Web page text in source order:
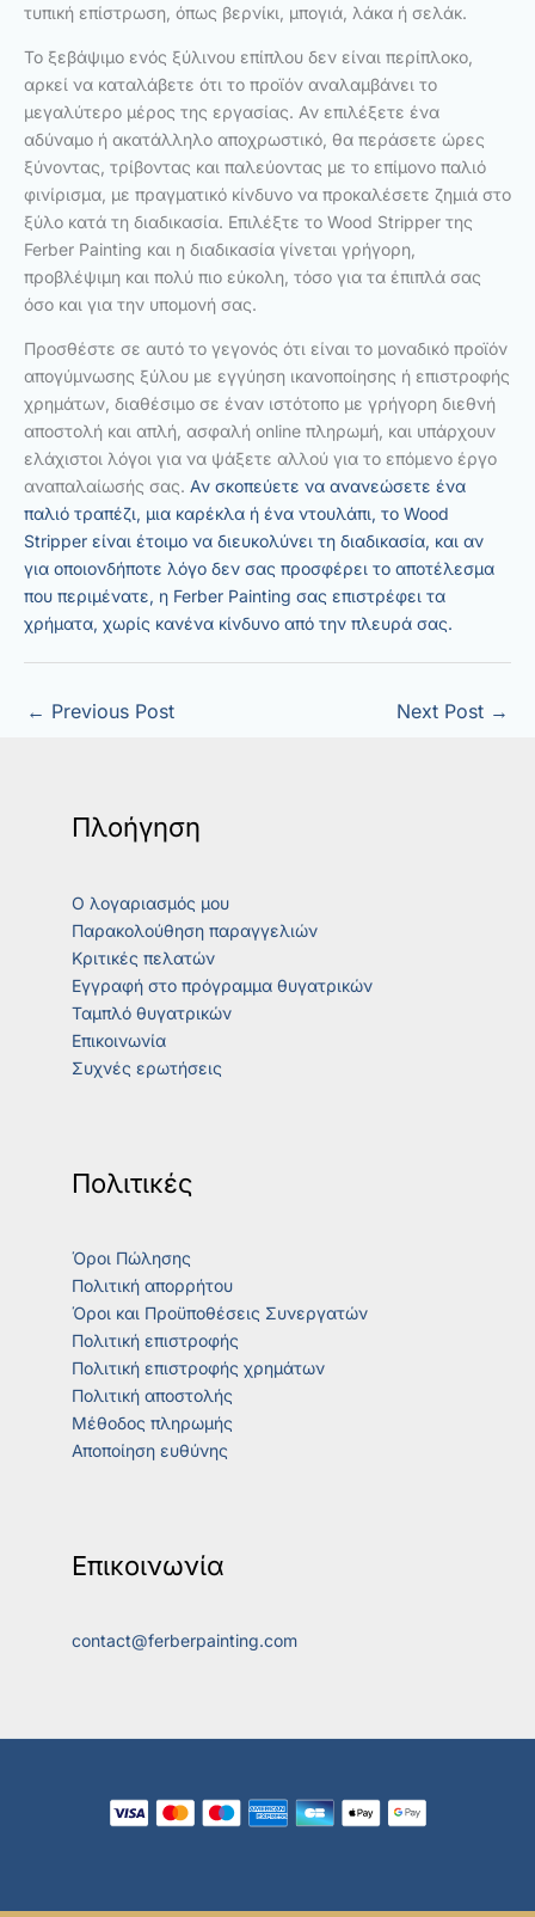
τυπική επίστρωση, όπως βερνίκι, μπογιά, λάκα ή σελάκ.
Το ξεβάψιμο ενός ξύλινου επίπλου δεν είναι περίπλοκο,
αρκεί να καταλάβετε ότι το προϊόν αναλαμβάνει το
μεγαλύτερο μέρος της εργασίας. Αν επιλέξετε ένα
αδύναμο ή ακατάλληλο αποχρωστικό, θα περάσετε ώρες
ξύνοντας, τρίβοντας και παλεύοντας με το επίμονο παλιό
φινίρισμα, με πραγματικό κίνδυνο να προκαλέσετε ζημιά στο
ξύλο κατά τη διαδικασία. Επιλέξτε το Wood Stripper της
Ferber Painting και η διαδικασία γίνεται γρήγορη,
προβλέψιμη και πολύ πιο εύκολη, τόσο για τα έπιπλά σας
όσο και για την υπομονή σας.
Προσθέστε σε αυτό το γεγονός ότι είναι το μοναδικό προϊόν
απογύμνωσης ξύλου με εγγύηση ικανοποίησης ή επιστροφής
χρημάτων, διαθέσιμο σε έναν ιστότοπο με γρήγορη διεθνή
αποστολή και απλή, ασφαλή online πληρωμή, και υπάρχουν
ελάχιστοι λόγοι για να ψάξετε αλλού για το επόμενο έργο
αναπαλαίωσής σας. Αν σκοπεύετε να ανανεώσετε ένα
παλιό τραπέζι, μια καρέκλα ή ένα ντουλάπι, το Wood
Stripper είναι έτοιμο να διευκολύνει τη διαδικασία, και αν
για οποιονδήποτε λόγο δεν σας προσφέρει το αποτέλεσμα
που περιμένατε, η Ferber Painting σας επιστρέφει τα
χρήματα, χωρίς κανένα κίνδυνο από την πλευρά σας.
← Previous Post Next Post →
Πλοήγηση
Ο λογαριασμός μου
Παρακολούθηση παραγγελιών
Κριτικές πελατών
Εγγραφή στο πρόγραμμα θυγατρικών
Ταμπλό θυγατρικών
Επικοινωνία
Συχνές ερωτήσεις
Πολιτικές
Όροι Πώλησης
Πολιτική απορρήτου
Όροι και Προϋποθέσεις Συνεργατών
Πολιτική επιστροφής
Πολιτική επιστροφής χρημάτων
Πολιτική αποστολής
Μέθοδος πληρωμής
Αποποίηση ευθύνης
Επικοινωνία
contact@ferberpainting.com